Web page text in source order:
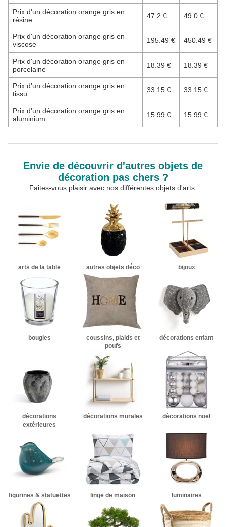
Prix d'un décoration orange gris en
résine
47.2 € 49.0 €
Prix d'un décoration orange gris en
viscose
195.49 € 450.49 €
Prix d'un décoration orange gris en
porcelaine
18.39 € 18.39 €
Prix d'un décoration orange gris en
tissu
33.15 € 33.15 €
Prix d'un décoration orange gris en
aluminium
15.99 € 15.99 €
Envie de découvrir d'autres objets de
décoration pas chers ?
Faites-vous plaisir avec nos différentes objets d'arts.
arts de la table autres objets déco bijoux
bougies
coussins, plaids et
poufs
décorations enfant
décorations
extérieures
décorations murales décorations noël
figurines & statuettes linge de maison luminaires